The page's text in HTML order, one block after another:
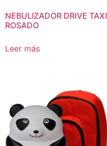
NEBULIZADOR DRIVE TAXI
ROSADO
Leer más